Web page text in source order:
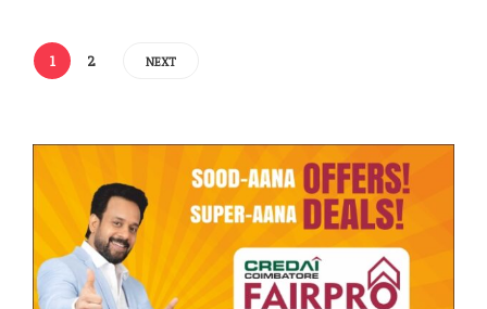
1 2 NEXT